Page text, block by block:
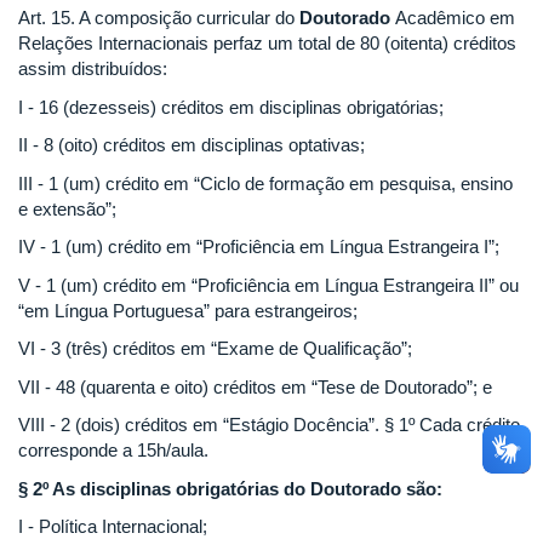
Art. 15. A composição curricular do Doutorado Acadêmico em
Relações Internacionais perfaz um total de 80 (oitenta) créditos
assim distribuídos:
I - 16 (dezesseis) créditos em disciplinas obrigatórias;
II - 8 (oito) créditos em disciplinas optativas;
III - 1 (um) crédito em “Ciclo de formação em pesquisa, ensino
e extensão”;
IV - 1 (um) crédito em “Proficiência em Língua Estrangeira I”;
V - 1 (um) crédito em “Proficiência em Língua Estrangeira II” ou
“em Língua Portuguesa” para estrangeiros;
VI - 3 (três) créditos em “Exame de Qualificação”;
VII - 48 (quarenta e oito) créditos em “Tese de Doutorado”; e
VIII - 2 (dois) créditos em “Estágio Docência”. § 1º Cada crédito
corresponde a 15h/aula.
§ 2º As disciplinas obrigatórias do Doutorado são:
I - Política Internacional;